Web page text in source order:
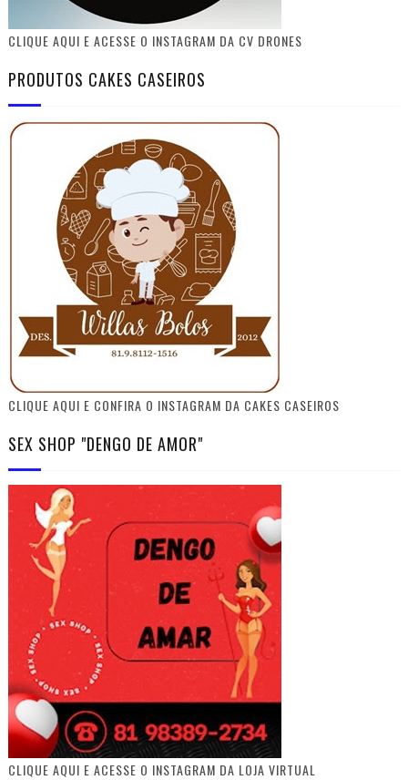
CLIQUE AQUI E ACESSE O INSTAGRAM DA CV DRONES
PRODUTOS CAKES CASEIROS
CLIQUE AQUI E CONFIRA O INSTAGRAM DA CAKES CASEIROS
SEX SHOP "DENGO DE AMOR"
CLIQUE AQUI E ACESSE O INSTAGRAM DA LOJA VIRTUAL